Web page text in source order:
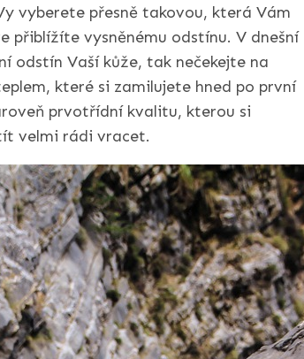
vyberete přesně takovou, která Vám
přiblížíte vysněnému odstínu. V dnešní
odstín Vaší kůže, tak nečekejte na
které si zamilujete hned po první
prvotřídní kvalitu, kterou si
velmi rádi vracet.